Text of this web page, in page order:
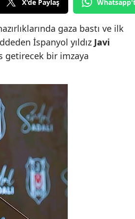
X'de Paylaş
gaza bastı ve ilk
İspanyol yıldız Javi
getirecek bir imzaya